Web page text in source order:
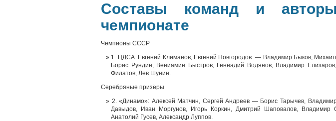
Составы команд и
чемпионате
Чемпионы СССР
1. ЦДСА: Евгений Климанов, Евгений Новгородов — Владимир Быков,
Борис Рундин, Вениамин Быстров, Геннадий Водянов, Владимир
Филатов, Лев Шунин.
Серебряные призёры
2. «Динамо»: Алексей Матчин, Сергей Андреев — Борис Тарычев,
Давыдов, Иван Моргунов, Игорь Коркин, Дмитрий Шаповалов,
Анатолий Гусев, Александр Луппов.